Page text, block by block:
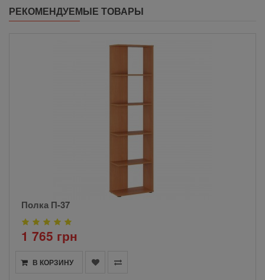
РЕКОМЕНДУЕМЫЕ ТОВАРЫ
Полка П-37
1 765 грн
В КОРЗИНУ